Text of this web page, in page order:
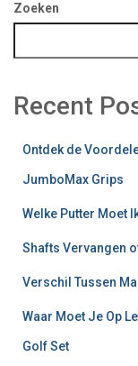
Zoeken
Recent
Ontdek de
JumboMax Grips
Welke Putter Moet
Shafts Vervangen
Verschil Tussen
Waar Moet Je Op
Golf Set